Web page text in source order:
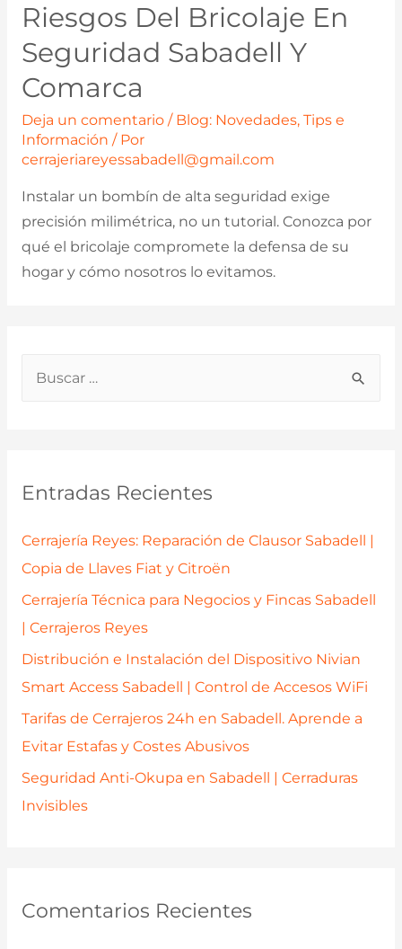
p
o
:
Entradas Recientes
Cerrajería Reyes: Reparación de Clausor Sabadell |
Copia de Llaves Fiat y Citroën
Cerrajería Técnica para Negocios y Fincas Sabadell
| Cerrajeros Reyes
Distribución e Instalación del Dispositivo Nivian
Smart Access Sabadell | Control de Accesos WiFi
Tarifas de Cerrajeros 24h en Sabadell. Aprende a
Evitar Estafas y Costes Abusivos
Seguridad Anti-Okupa en Sabadell | Cerraduras
Invisibles
Comentarios Recientes
Riesgos Del Bricolaje En
Seguridad Sabadell Y
Comarca
Deja un comentario / Blog: Novedades, Tips e
Información / Por
cerrajeriareyessabadell@gmail.com
Instalar un bombín de alta seguridad exige
precisión milimétrica, no un tutorial. Conozca por
qué el bricolaje compromete la defensa de su
hogar y cómo nosotros lo evitamos.